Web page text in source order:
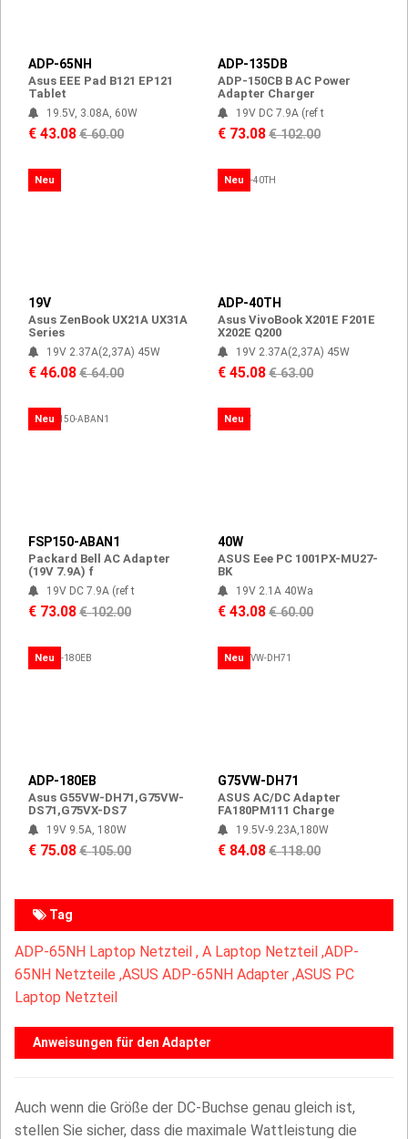
ADP-65NH
Asus EEE Pad B121 EP121
Tablet
19.5V, 3.08A, 60W
€ 43.08€ 60.00
ADP-135DB
ADP-150CB B AC Power
Adapter Charger
19V DC 7.9A (ref t
€ 73.08€ 102.00
Neu
19V
Asus ZenBook UX21A UX31A
Series
19V 2.37A(2,37A) 45W
€ 46.08€ 64.00
Neu
ADP-40TH
Asus VivoBook X201E F201E
X202E Q200
19V 2.37A(2,37A) 45W
€ 45.08€ 63.00
Neu
FSP150-ABAN1
Packard Bell AC Adapter
(19V 7.9A) f
19V DC 7.9A (ref t
€ 73.08€ 102.00
Neu
40W
ASUS Eee PC 1001PX-MU27-
BK
19V 2.1A 40Wa
€ 43.08€ 60.00
Neu
ADP-180EB
Asus G55VW-DH71,G75VW-
DS71,G75VX-DS7
19V 9.5A, 180W
€ 75.08€ 105.00
Neu
G75VW-DH71
ASUS AC/DC Adapter
FA180PM111 Charge
19.5V-9.23A,180W
€ 84.08€ 118.00
Tag
ADP-65NH Laptop Netzteil , A Laptop Netzteil ,ADP-
65NH Netzteile ,ASUS ADP-65NH Adapter ,ASUS PC
Laptop Netzteil
Anweisungen für den Adapter
Auch wenn die Größe der DC-Buchse genau gleich ist,
stellen Sie sicher, dass die maximale Wattleistung die